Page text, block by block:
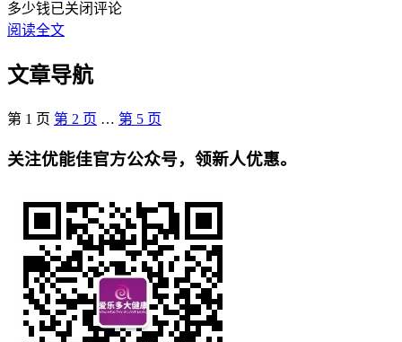
多少钱已关闭评论
阅读全文
文章导航
第 1 页 第 2 页 … 第 5 页
关注优能佳官方公众号，领新人优惠。